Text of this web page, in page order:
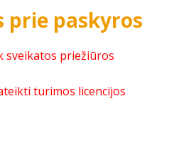
prie paskyros
sveikatos priežiūros
turimos licencijos